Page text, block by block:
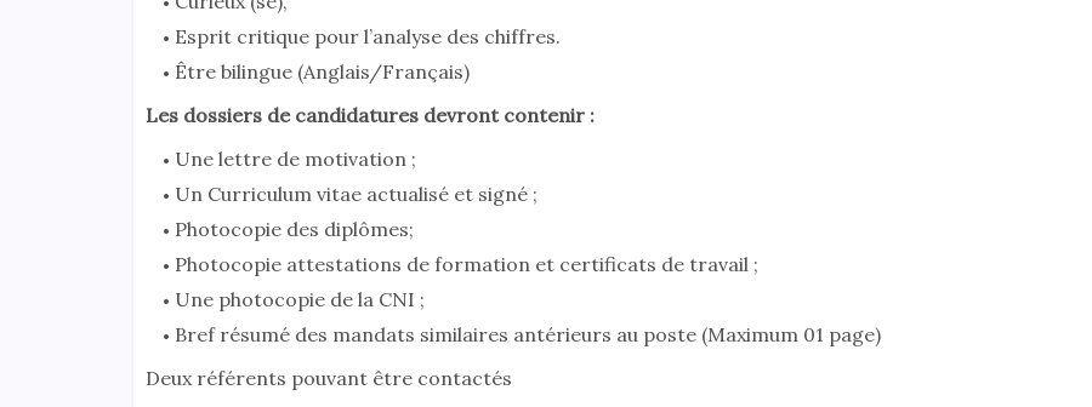
Esprit critique pour l’analyse des chiffres.
Être bilingue (Anglais/Français)
Les dossiers de candidatures devront contenir :
Une lettre de motivation ;
Un Curriculum vitae actualisé et signé ;
Photocopie des diplômes;
Photocopie attestations de formation et certificats de travail ;
Une photocopie de la CNI ;
Bref résumé des mandats similaires antérieurs au poste (Maximum 01 page)
Deux référents pouvant être contactés